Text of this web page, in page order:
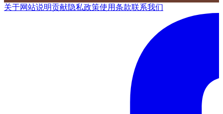
关于网站说明贡献隐私政策使用条款联系我们